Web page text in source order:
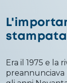
stampata
Era il 1975 e la